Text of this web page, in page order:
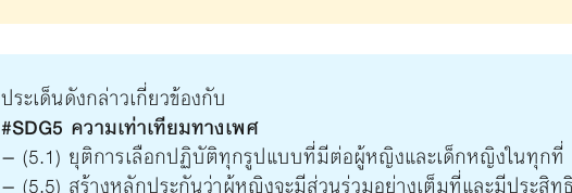
ประเด็นดังกล่าวเกี่ยวข้องกับ
#SDG5 ความเท่าเทียมทางเพศ
– (5.1) ยุติการเลือกปฏิบัติทุกรูปแบบที่มีต่อผู้หญิงและเด็กหญิงในทุกที่
– (5.5) สร้างหลักประกันว่าผู้หญิงจะมีส่วนร่วมอย่างเต็มที่และมีประสิท